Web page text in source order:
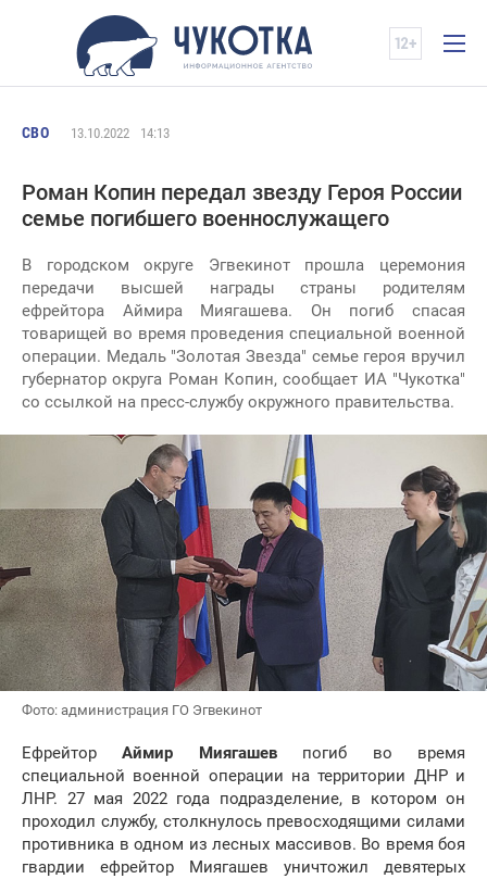
СВО 13.10.2022 14:13
Роман Копин передал звезду Героя России
семье погибшего военнослужащего
В городском округе Эгвекинот прошла церемония
передачи высшей награды страны родителям
ефрейтора Аймира Миягашева. Он погиб спасая
товарищей во время проведения специальной военной
операции. Медаль "Золотая Звезда" семье героя вручил
губернатор округа Роман Копин, сообщает ИА "Чукотка"
со ссылкой на пресс-службу окружного правительства.
Фото: администрация ГО Эгвекинот
ЕфрейторАймир Миягашевпогиб во время
специальной военной операции на территории ДНР и
ЛНР. 27 мая 2022 года подразделение, в котором он
проходил службу, столкнулось превосходящими силами
противника в одном из лесных массивов. Во время боя
гвардии ефрейтор Миягашев уничтожил девятерых